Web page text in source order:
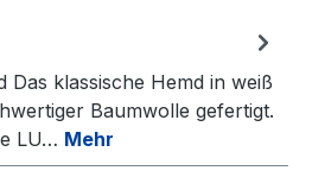
Das klassische Hemd in weiß
Baumwolle gefertigt.
LU… Mehr